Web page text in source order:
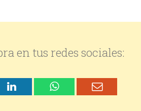
en tus redes sociales: